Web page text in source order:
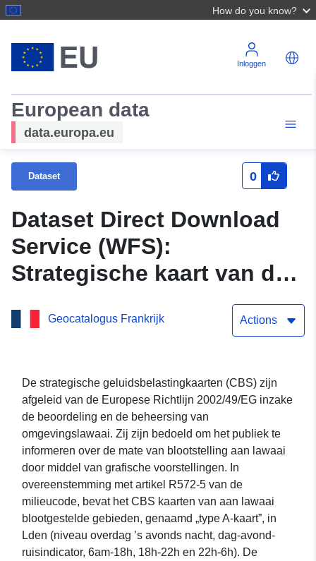
How do you know?
Inloggen
European data
data.europa.eu
Dataset 0
Dataset Direct Download
Service (WFS):
Strategische kaart van de
spoorweginfrastructuur
SNCF: type A Lden
Geocatalogus Frankrijk Actions
De strategische geluidsbelastingkaarten (CBS) zijn
afgeleid van de Europese Richtlijn 2002/49/EG inzake
de beoordeling en de beheersing van
omgevingslawaai. Zij zijn bedoeld om het publiek te
informeren over de mate van blootstelling aan lawaai
door middel van grafische voorstellingen. In
overeenstemming met artikel R572-5 van de
milieucode, bevat het CBS kaarten van aan lawaai
blootgestelde gebieden, genaamd „type A-kaart”, in
Lden (niveau overdag ’s avonds nacht, dag-avond-
ruisindicator, 6am-18h, 18h-22h en 22h-6h). De